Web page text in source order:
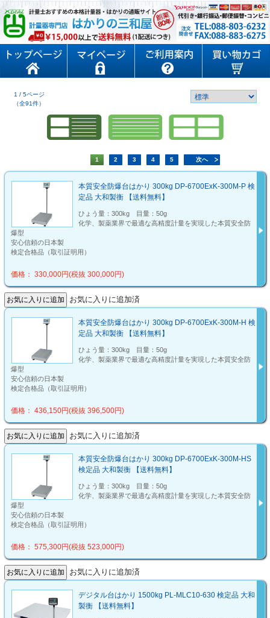
1 / 5ページ
（全91件）
1 2 3 4 5 次へ
本質安全防爆台はかり 300kg DP-6700ExK-300M-P 検
定品 大和製衡 【送料無料】
ひょう量：300kg 目量：50g
化学、製薬業界で最適な高精度計量を実現した本質安全防
爆型
安心信頼の日本製
検定合格品（取引証明用）
価格： 330,000円(税抜 300,000円)
お気に入りに追加済
本質安全防爆台はかり 300kg DP-6700ExK-300M-H 検
定品 大和製衡 【送料無料】
ひょう量：300kg 目量：50g
化学、製薬業界で最適な高精度計量を実現した本質安全防
爆型
安心信頼の日本製
検定合格品（取引証明用）
価格： 436,150円(税抜 396,500円)
お気に入りに追加済
本質安全防爆台はかり 300kg DP-6700ExK-300M-HS
検定品 大和製衡 【送料無料】
ひょう量：300kg 目量：50g
化学、製薬業界で最適な高精度計量を実現した本質安全防
爆型
安心信頼の日本製
検定合格品（取引証明用）
価格： 575,300円(税抜 523,000円)
お気に入りに追加済
デジタル台はかり 1500kg PL-MLC10-630 検定品 大和
製衡 【送料無料】